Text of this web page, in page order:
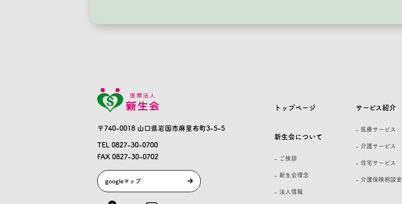
〒740-0018 山口県岩国市麻里布町3-5-5
TEL 0827-30-0700
FAX 0827-30-0702
googleマップ
トップページ
新生会について
- ご挨拶
- 新生会理念
- 法人情報
サービス紹介
- 医療サービス
- 介護サービス
- 住宅サービス
- 介護保険相談室